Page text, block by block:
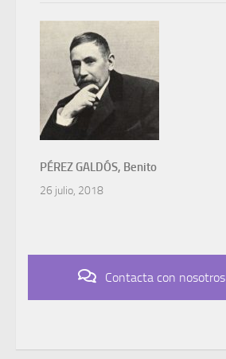
PÉREZ GALDÓS, Benito
26 julio, 2018
Contacta con nosotros